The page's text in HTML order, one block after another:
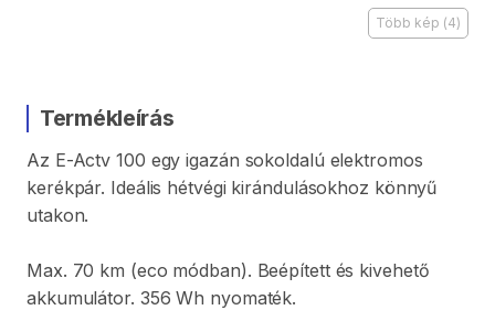
Több kép (4)
Termékleírás
Az E-Actv 100 egy igazán sokoldalú elektromos
kerékpár. Ideális hétvégi kirándulásokhoz könnyű
utakon.
Max. 70 km (eco módban). Beépített és kivehető
akkumulátor. 356 Wh nyomaték.